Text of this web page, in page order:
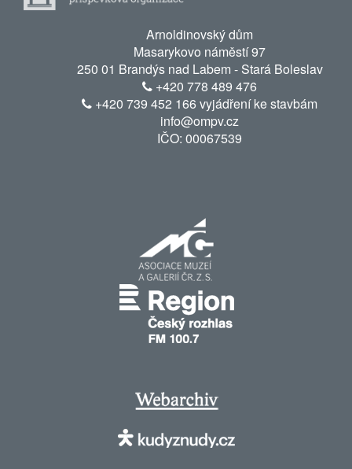
Arnoldinovský dům
Masarykovo náměstí 97
250 01 Brandýs nad Labem - Stará Boleslav
+420 778 489 476
+420 739 452 166 vyjádření ke stavbám
info@ompv.cz
IČO: 00067539